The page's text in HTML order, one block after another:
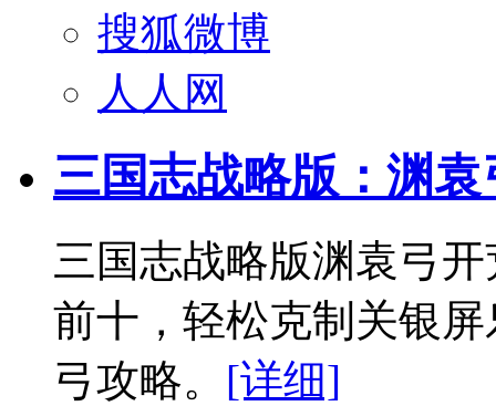
搜狐微博
人人网
三国志战略版：渊
三国志战略版渊袁弓
前十，轻松克制关银
弓攻略。 [详细]